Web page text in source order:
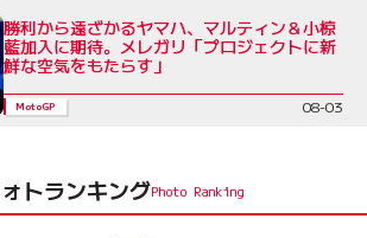
勝利から遠ざかるヤマハ、マルティン＆小椋
藍加入に期待。メレガリ「プロジェクトに新
鮮な空気をもたらす」
MotoGP 08-03
トランキング